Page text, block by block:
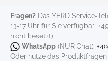
Fragen? Das YERD Service-
13-17 Uhr für Sie verfügbar:
nicht besetzt).
WhatsApp (NUR Chat):
Oder nutze das